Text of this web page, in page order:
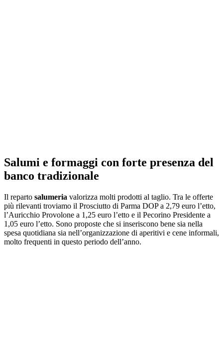
Salumi e formaggi con forte presenza del
banco tradizionale
Il reparto salumeria valorizza molti prodotti al taglio. Tra le offerte
più rilevanti troviamo il Prosciutto di Parma DOP a 2,79 euro l’etto,
l’Auricchio Provolone a 1,25 euro l’etto e il Pecorino Presidente a
1,05 euro l’etto. Sono proposte che si inseriscono bene sia nella
spesa quotidiana sia nell’organizzazione di aperitivi e cene informali,
molto frequenti in questo periodo dell’anno.